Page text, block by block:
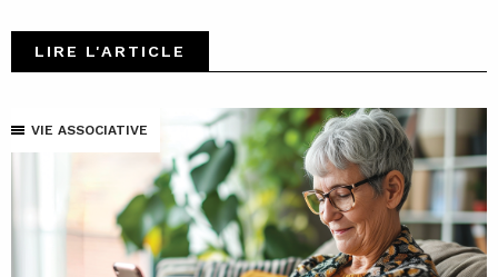
LIRE L'ARTICLE
VIE ASSOCIATIVE